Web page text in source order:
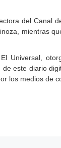
del Canal
mientras
Universal,
este diario
los medios de